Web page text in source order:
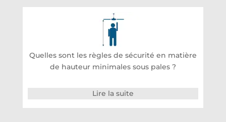
Quelles sont les règles de sécurité en matière
de hauteur minimales sous pales ?
Lire la suite